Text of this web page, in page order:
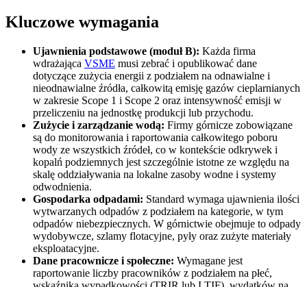
Kluczowe wymagania
Ujawnienia podstawowe (moduł B): Każda firma
wdrażająca VSME musi zebrać i opublikować dane
dotyczące zużycia energii z podziałem na odnawialne i
nieodnawialne źródła, całkowitą emisję gazów cieplarnianych
w zakresie Scope 1 i Scope 2 oraz intensywność emisji w
przeliczeniu na jednostkę produkcji lub przychodu.
Zużycie i zarządzanie wodą: Firmy górnicze zobowiązane
są do monitorowania i raportowania całkowitego poboru
wody ze wszystkich źródeł, co w kontekście odkrywek i
kopalń podziemnych jest szczególnie istotne ze względu na
skalę oddziaływania na lokalne zasoby wodne i systemy
odwodnienia.
Gospodarka odpadami: Standard wymaga ujawnienia ilości
wytwarzanych odpadów z podziałem na kategorie, w tym
odpadów niebezpiecznych. W górnictwie obejmuje to odpady
wydobywcze, szlamy flotacyjne, pyły oraz zużyte materiały
eksploatacyjne.
Dane pracownicze i społeczne: Wymagane jest
raportowanie liczby pracowników z podziałem na płeć,